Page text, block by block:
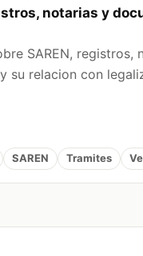
notarias y
SAREN, registros,
su relacion con
SAREN Tramites